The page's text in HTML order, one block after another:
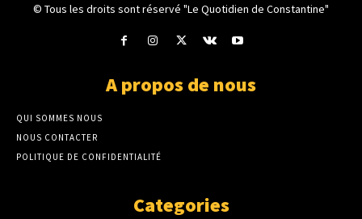
© Tous les droits sont réservé "Le Quotidien de Constantine"
A propos de nous
QUI SOMMES NOUS
NOUS CONTACTER
POLITIQUE DE CONFIDENTIALITÉ
Categories